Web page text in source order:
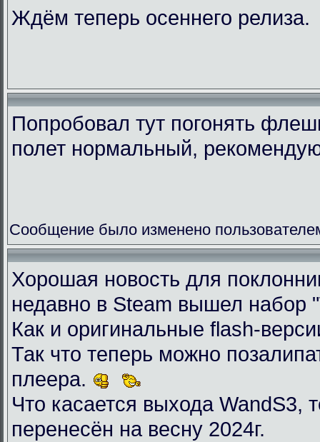
Ждём теперь осеннего релиза.
Попробовал тут погонять
полет нормальный,
Сообщение было изменено
Хорошая новость для
недавно в Steam вышел набор
Как и оригинальные flash-
Так что теперь можно
плеера.
Что касается выхода WandS3,
перенесён на весну 2024г.